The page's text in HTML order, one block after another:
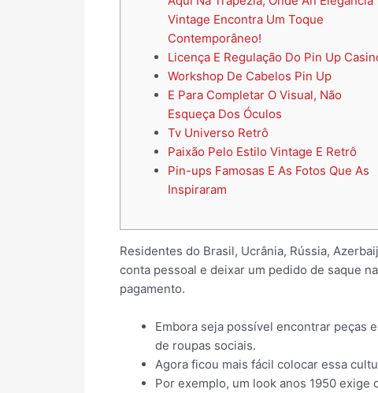
Vintage Encontra Um Toque
Contemporâneo!
Licença E Regulação Do Pin Up
Workshop De Cabelos Pin Up
E Para Completar O Visual, Não
Esqueça Dos Óculos
Tv Universo Retrô
Paixão Pelo Estilo Vintage E Retrô
Pin-ups Famosas E As Fotos Que As
Inspiraram
Residentes do Brasil, Ucrânia, Rússia,
conta pessoal e deixar um pedido de saque
pagamento.
Embora seja possível encontrar peças
de roupas sociais.
Agora ficou mais fácil colocar essa
Por exemplo, um look anos 1950